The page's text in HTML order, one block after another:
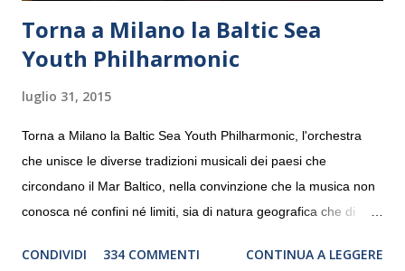
Torna a Milano la Baltic Sea
Youth Philharmonic
luglio 31, 2015
Torna a Milano la Baltic Sea Youth Philharmonic, l'orchestra
che unisce le diverse tradizioni musicali dei paesi che
circondano il Mar Baltico, nella convinzione che la musica non
conosca né confini né limiti, sia di natura geografica che di
debutterà il 10 settembre a Heiden, in Germania, e toccherà, in
CONDIVIDI 334 COMMENTI CONTINUA A LEGGERE